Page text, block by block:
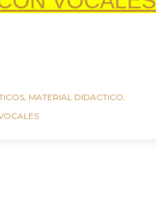
MATERIAL DIDACTICO